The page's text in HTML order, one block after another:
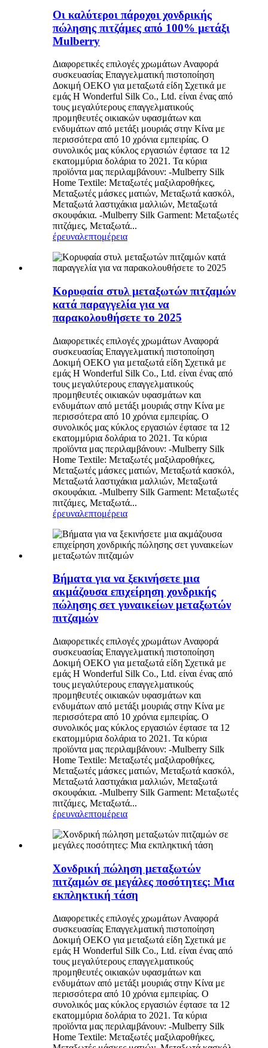
Οι καλύτεροι πάροχοι χονδρικής
πώλησης πιτζάμες από 100% μετάξι
Mulberry
Διαφορετικές επιλογές χρωμάτων Αναφορά
συσκευασίας Επαγγελματική πιστοποίηση
Δοκιμή OEKO για μεταξωτά είδη Σχετικά με
εμάς Η Wonderful Silk Co., Ltd. είναι ένας από
τους μεγαλύτερους επαγγελματικούς
προμηθευτές οικιακών υφασμάτων και
ενδυμάτων από μετάξι μουριάς στην Κίνα με
περισσότερα από 10 χρόνια εμπειρίας. Ο
συνολικός μας κύκλος εργασιών έφτασε τα 12
εκατομμύρια δολάρια το 2021. Τα κύρια
προϊόντα μας περιλαμβάνουν: -Mulberry Silk
Home Textile: Μεταξωτές μαξιλαροθήκες,
Μεταξωτές μάσκες ματιών, Μεταξωτά κασκόλ,
Μεταξωτά λαστιχάκια μαλλιών, Μεταξωτά
σκουφάκια. -Mulberry Silk Garment: Μεταξωτές
πιτζάμες, Μεταξωτά...
έρευναλεπτομέρεια
Κορυφαία στυλ μεταξωτών πιτζαμών
κατά παραγγελία για να
παρακολουθήσετε το 2025
Διαφορετικές επιλογές χρωμάτων Αναφορά
συσκευασίας Επαγγελματική πιστοποίηση
Δοκιμή OEKO για μεταξωτά είδη Σχετικά με
εμάς Η Wonderful Silk Co., Ltd. είναι ένας από
τους μεγαλύτερους επαγγελματικούς
προμηθευτές οικιακών υφασμάτων και
ενδυμάτων από μετάξι μουριάς στην Κίνα με
περισσότερα από 10 χρόνια εμπειρίας. Ο
συνολικός μας κύκλος εργασιών έφτασε τα 12
εκατομμύρια δολάρια το 2021. Τα κύρια
προϊόντα μας περιλαμβάνουν: -Mulberry Silk
Home Textile: Μεταξωτές μαξιλαροθήκες,
Μεταξωτές μάσκες ματιών, Μεταξωτά κασκόλ,
Μεταξωτά λαστιχάκια μαλλιών, Μεταξωτά
σκουφάκια. -Mulberry Silk Garment: Μεταξωτές
πιτζάμες, Μεταξωτά...
έρευναλεπτομέρεια
Βήματα για να ξεκινήσετε μια
ακμάζουσα επιχείρηση χονδρικής
πώλησης σετ γυναικείων μεταξωτών
πιτζαμών
Διαφορετικές επιλογές χρωμάτων Αναφορά
συσκευασίας Επαγγελματική πιστοποίηση
Δοκιμή OEKO για μεταξωτά είδη Σχετικά με
εμάς Η Wonderful Silk Co., Ltd. είναι ένας από
τους μεγαλύτερους επαγγελματικούς
προμηθευτές οικιακών υφασμάτων και
ενδυμάτων από μετάξι μουριάς στην Κίνα με
περισσότερα από 10 χρόνια εμπειρίας. Ο
συνολικός μας κύκλος εργασιών έφτασε τα 12
εκατομμύρια δολάρια το 2021. Τα κύρια
προϊόντα μας περιλαμβάνουν: -Mulberry Silk
Home Textile: Μεταξωτές μαξιλαροθήκες,
Μεταξωτές μάσκες ματιών, Μεταξωτά κασκόλ,
Μεταξωτά λαστιχάκια μαλλιών, Μεταξωτά
σκουφάκια. -Mulberry Silk Garment: Μεταξωτές
πιτζάμες, Μεταξωτά...
έρευναλεπτομέρεια
Χονδρική πώληση μεταξωτών
πιτζαμών σε μεγάλες ποσότητες: Μια
εκπληκτική τάση
Διαφορετικές επιλογές χρωμάτων Αναφορά
συσκευασίας Επαγγελματική πιστοποίηση
Δοκιμή OEKO για μεταξωτά είδη Σχετικά με
εμάς Η Wonderful Silk Co., Ltd. είναι ένας από
τους μεγαλύτερους επαγγελματικούς
προμηθευτές οικιακών υφασμάτων και
ενδυμάτων από μετάξι μουριάς στην Κίνα με
περισσότερα από 10 χρόνια εμπειρίας. Ο
συνολικός μας κύκλος εργασιών έφτασε τα 12
εκατομμύρια δολάρια το 2021. Τα κύρια
προϊόντα μας περιλαμβάνουν: -Mulberry Silk
Home Textile: Μεταξωτές μαξιλαροθήκες,